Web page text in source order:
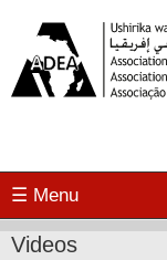
☰ Menu
Videos